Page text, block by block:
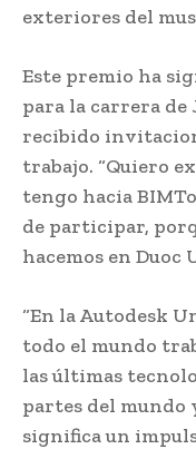
exteriores del
Este premio ha
para la carrera de
recibido
trabajo. “Quiero
tengo hacia
de participar,
hacemos en Duoc
“En la Autodesk
todo el mundo
las últimas
partes del mundo
significa un